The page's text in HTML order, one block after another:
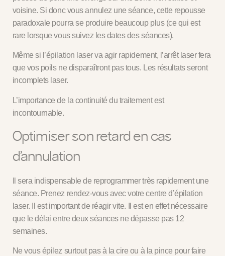
voisine. Si donc vous annulez une séance, cette repousse
paradoxale pourra se produire beaucoup plus (ce qui est
rare lorsque vous suivez les dates des séances).
Même si l’épilation laser va agir rapidement, l’arrêt laser fera
que vos poils ne disparaîtront pas tous. Les résultats seront
incomplets laser.
L’importance de la continuité du traitement est
incontournable.
Optimiser son retard en cas
d’annulation
Il sera indispensable de reprogrammer très rapidement une
séance. Prenez rendez-vous avec votre centre d’épilation
laser. Il est important de réagir vite. Il est en effet nécessaire
que le délai entre deux séances ne dépasse pas 12
semaines.
Ne vous épilez surtout pas à la cire ou à la pince pour faire